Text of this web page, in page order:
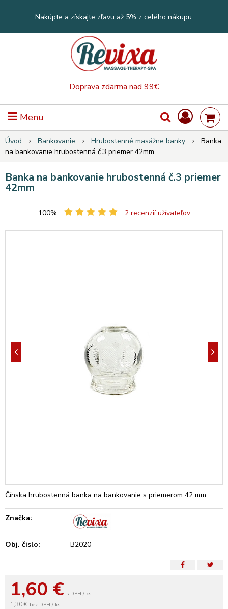
Doprava zdarma nad 99€
Nakúpte a získajte zľavu až 5% z celého nákupu.
Menu
Úvod Bankovanie Hrubostenné masážne banky
Banka
na bankovanie hrubostenná č.3 priemer 42mm
Banka na bankovanie hrubostenná č.3 priemer
42mm
100% 2recenzií užívateľov
1,60 € s DPH / ks.
1,30 € bez DPH / ks.
Čínska hrubostenná banka na bankovanie s priemerom 42 mm.
Značka:
Obj. čislo: B2020